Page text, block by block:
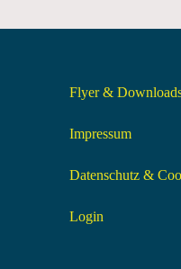
Flyer &
Impressum
Datenschutz &
Login